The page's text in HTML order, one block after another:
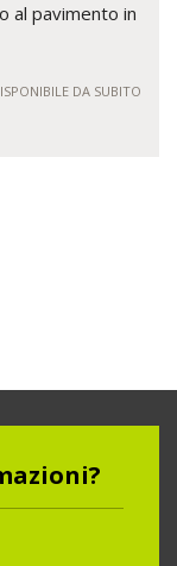
al pavimento in
DA SUBITO